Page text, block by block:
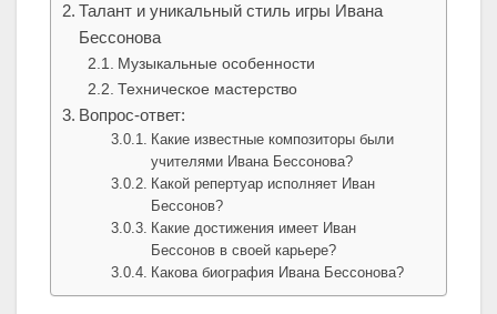
Талант и уникальный стиль игры Ивана
Бессонова
Музыкальные особенности
Техническое мастерство
Вопрос-ответ:
Какие известные композиторы были
учителями Ивана Бессонова?
Какой репертуар исполняет Иван
Бессонов?
Какие достижения имеет Иван
Бессонов в своей карьере?
Какова биография Ивана Бессонова?